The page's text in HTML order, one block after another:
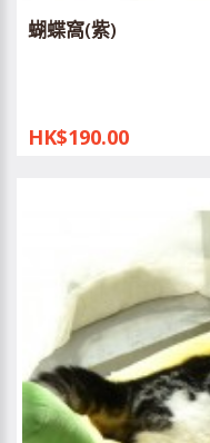
蝴蝶窩(紫)
HK$190.00